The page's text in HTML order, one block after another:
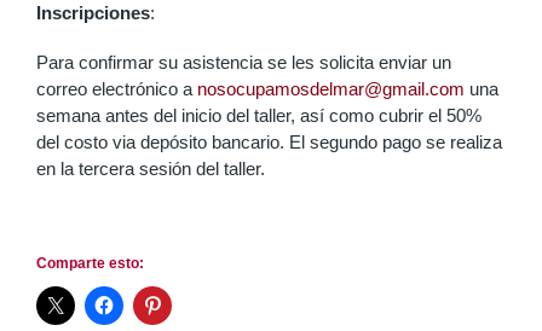
Inscripciones:
Para confirmar su asistencia se les solicita enviar un
correo electrónico a nosocupamosdelmar@gmail.com una
semana antes del inicio del taller, así como cubrir el 50%
del costo via depósito bancario. El segundo pago se realiza
en la tercera sesión del taller.
Comparte esto: